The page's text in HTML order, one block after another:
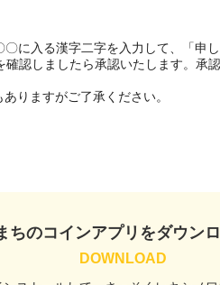
に入る漢字二字を入力して、「申し
認しましたら承認いたします。承
りますがご了承ください。
ちのコインアプリをダウン